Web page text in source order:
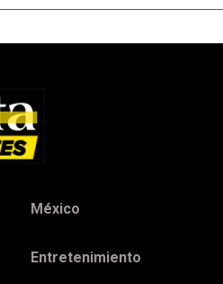
México
Entretenimiento